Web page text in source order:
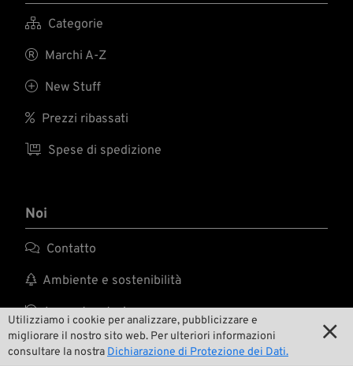
Utilizziamo i cookie per analizzare, pubblicizzare e
migliorare il nostro sito web. Per ulteriori informazioni
consultare la nostra Dichiarazione di Protezione dei Dati.

 Categorie
 Marchi A-Z
 New Stuff
 Prezzi ribassati
 Spese di spedizione
Noi
 Contatto
 Ambiente e sostenibilità
 La nostra storia
 Wrecking Crew